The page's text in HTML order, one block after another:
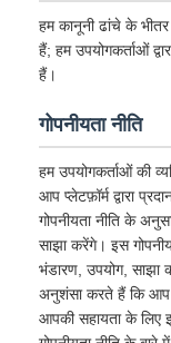
हम कानूनी ढांचे के
हैं; हम उपयोगकर्ताओं
हैं।
गोपनीयता नीति
हम उपयोगकर्ताओं की
आप प्लेटफ़ॉर्म द्वारा
गोपनीयता नीति के
साझा करेंगे। इस
भंडारण, उपयोग, साझा
अनुशंसा करते हैं कि आप
आपकी सहायता के लिए